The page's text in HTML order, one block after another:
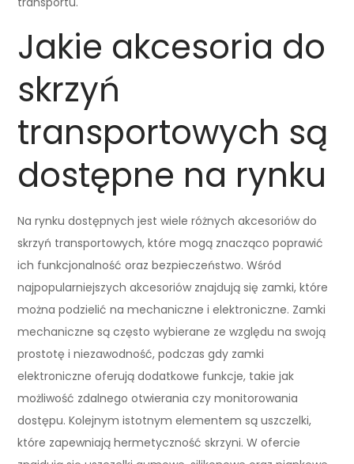
Jakie akcesoria do
skrzyń
transportowych są
dostępne na rynku
Na rynku dostępnych jest wiele różnych akcesoriów do
skrzyń transportowych, które mogą znacząco poprawić
ich funkcjonalność oraz bezpieczeństwo. Wśród
najpopularniejszych akcesoriów znajdują się zamki, które
można podzielić na mechaniczne i elektroniczne. Zamki
mechaniczne są często wybierane ze względu na swoją
prostotę i niezawodność, podczas gdy zamki
elektroniczne oferują dodatkowe funkcje, takie jak
możliwość zdalnego otwierania czy monitorowania
dostępu. Kolejnym istotnym elementem są uszczelki,
które zapewniają hermetyczność skrzyni. W ofercie